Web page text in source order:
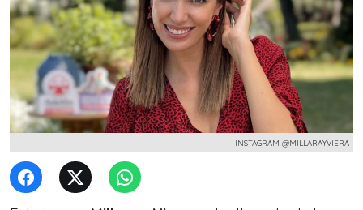
INSTAGRAM @MILLARAYVIERA